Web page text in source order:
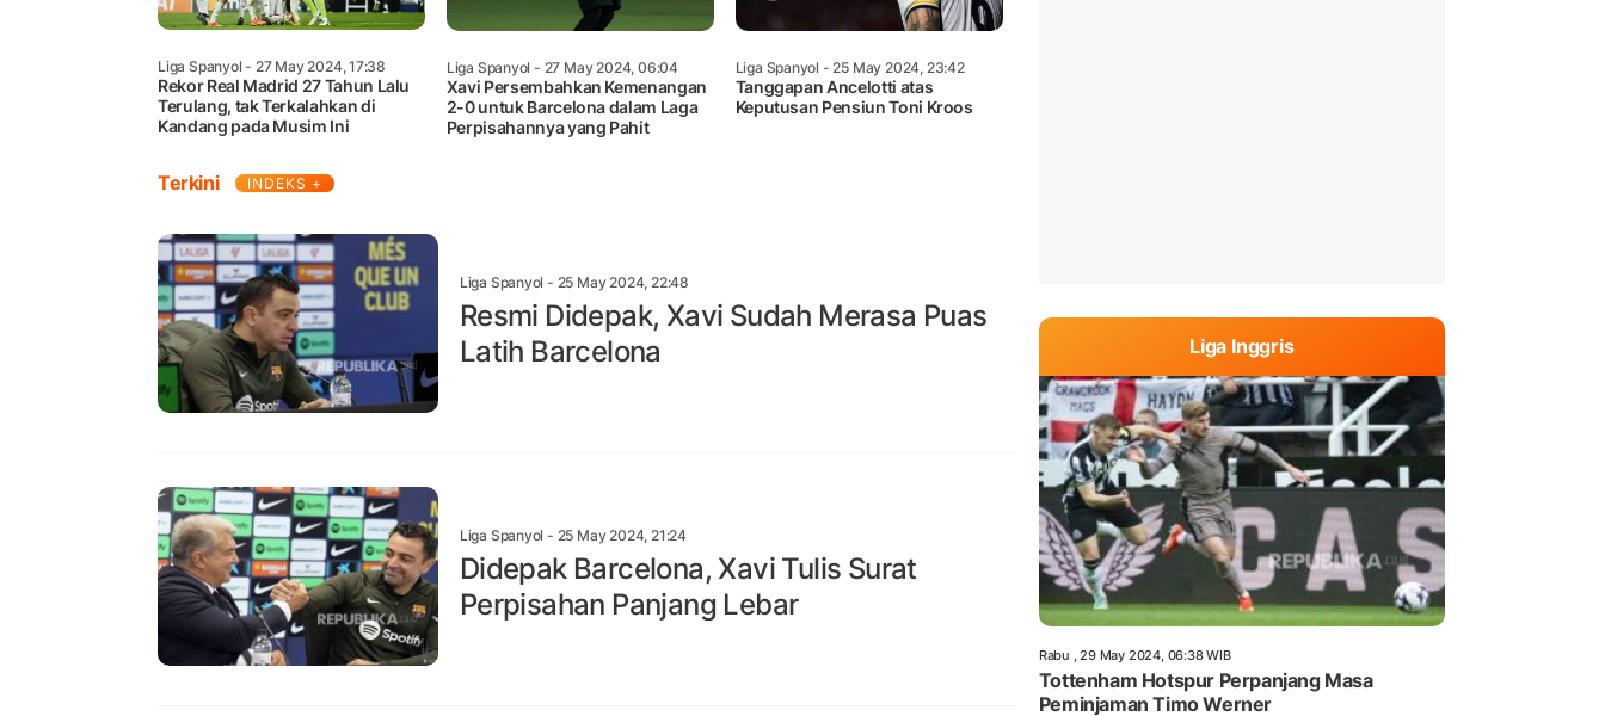
Liga Spanyol - 27 May 2024, 17:38
Rekor Real Madrid 27 Tahun Lalu
Terulang, tak Terkalahkan di
Kandang pada Musim Ini
Liga Spanyol - 27 May 2024, 06:04
Xavi Persembahkan Kemenangan
2-0 untuk Barcelona dalam Laga
Perpisahannya yang Pahit
Liga Spanyol - 25 May 2024, 23:42
Tanggapan Ancelotti atas
Keputusan Pensiun Toni Kroos
Terkini INDEKS +
Liga Spanyol - 25 May 2024, 22:48
Resmi Didepak, Xavi Sudah Merasa Puas
Latih Barcelona
Liga Spanyol - 25 May 2024, 21:24
Didepak Barcelona, Xavi Tulis Surat
Perpisahan Panjang Lebar
Liga Inggris
Rabu , 29 May 2024, 06:38 WIB
Tottenham Hotspur Perpanjang Masa
Peminjaman Timo Werner